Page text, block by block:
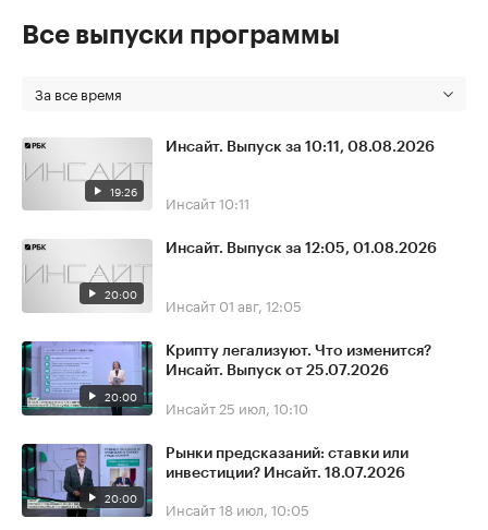
Все выпуски программы
За все время
19:26
Инсайт. Выпуск за 10:11, 08.08.2026
Инсайт10:11
20:00
Инсайт. Выпуск за 12:05, 01.08.2026
Инсайт 01 авг, 12:05
20:00
Крипту легализуют. Что изменится?
Инсайт. Выпуск от 25.07.2026
Инсайт 25 июл, 10:10
20:00
Рынки предсказаний: ставки или
инвестиции? Инсайт. 18.07.2026
Инсайт18 июл, 10:05